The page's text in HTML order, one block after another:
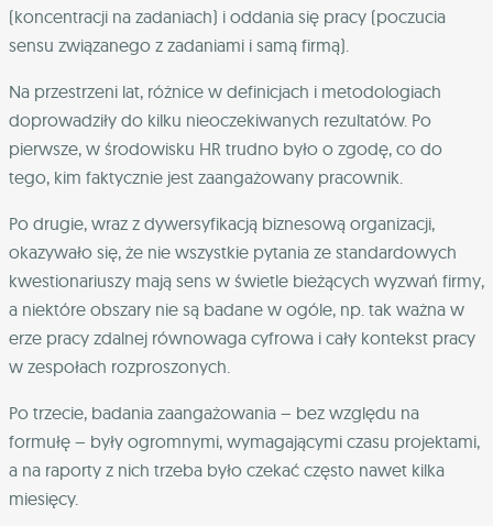
(koncentracji na zadaniach) i oddania się pracy (poczucia
sensu związanego z zadaniami i samą firmą).
Na przestrzeni lat, różnice w definicjach i metodologiach
doprowadziły do kilku nieoczekiwanych rezultatów. Po
pierwsze, w środowisku HR trudno było o zgodę, co do
tego, kim faktycznie jest zaangażowany pracownik.
Po drugie, wraz z dywersyfikacją biznesową organizacji,
okazywało się, że nie wszystkie pytania ze standardowych
kwestionariuszy mają sens w świetle bieżących wyzwań firmy,
a niektóre obszary nie są badane w ogóle, np. tak ważna w
erze pracy zdalnej równowaga cyfrowa i cały kontekst pracy
w zespołach rozproszonych.
Po trzecie, badania zaangażowania – bez względu na
formułę – były ogromnymi, wymagającymi czasu projektami,
a na raporty z nich trzeba było czekać często nawet kilka
miesięcy.